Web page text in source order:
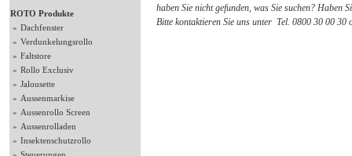
ROTO Produkte
» Dachfenster
» Verdunkelungsrollo
» Faltstore
» Rollo Exclusiv
» Jalousette
» Aussenmarkise
» Aussenrollo Screen
» Aussenrolladen
» Insektenschutzrollo
haben Sie nicht gefunden, was Sie suchen? Haben
Bitte kontaktieren Sie uns unter Tel. 0800 30 00 30